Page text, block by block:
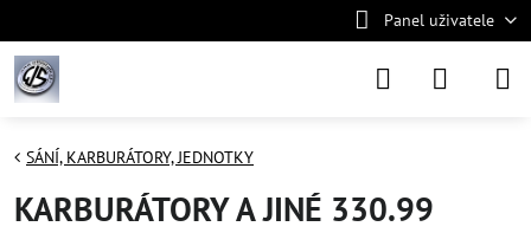
Panel uživatele
SÁNÍ, KARBURÁTORY, JEDNOTKY
KARBURÁTORY A JINÉ 330.99